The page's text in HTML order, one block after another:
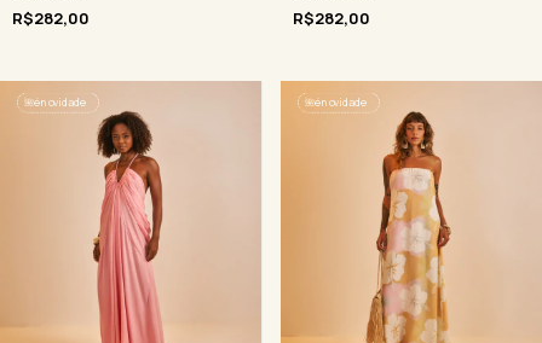
R$282,00 R$282,00
🌺é novidade 🌺é novidade